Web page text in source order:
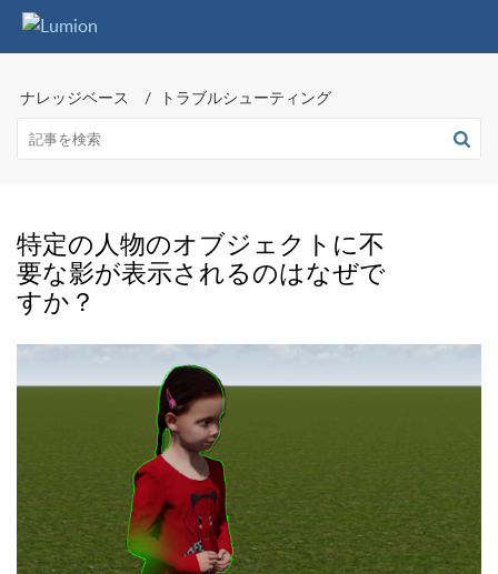
ナレッジベース トラブルシューティング
特定の人物のオブジェクトに不
要な影が表示されるのはなぜで
すか？